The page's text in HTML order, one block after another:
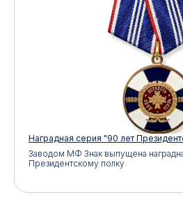
Наградная серия "90 лет
Заводом МФ Знак выпущена
Президентскому полку